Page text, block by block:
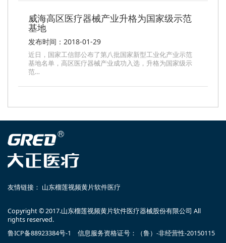
威海高区医疗器械产业升格为国家级示范
基地
发布时间：2018-01-29
近日，国家工信部公布了第八批国家新型工业化产业示范
基地名单，高区医疗器械产业成功入选，升格为国家级示
范…
友情链接： 山东榴莲视频黄片软件医疗
Copyright © 2017.山东榴莲视频黄片软件医疗器械股份有限公司 All
rights reserved.
鲁ICP备88923384号-1 信息服务资格证号：（鲁）-非经营性-20150115